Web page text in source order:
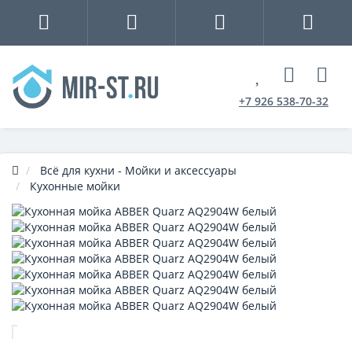
+7 926 538-70-32
Всё для кухни - Мойки и аксессуары
Кухонные мойки